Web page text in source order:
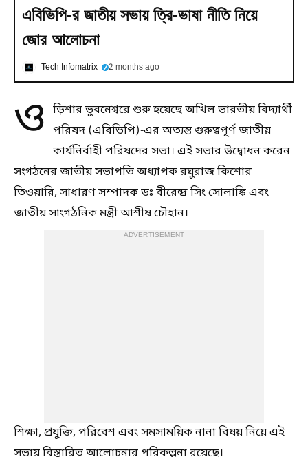
এবিভিপি-র জাতীয় সভায় ত্রি-ভাষা নীতি নিয়ে
জোর আলোচনা
Tech Infomatrix 2 months ago
ও ড়িশার ভুবনেশ্বরে শুরু হয়েছে অখিল ভারতীয় বিদ্যার্থী
পরিষদ (এবিভিপি)-এর অত্যন্ত গুরুত্বপূর্ণ জাতীয়
কার্যনির্বাহী পরিষদের সভা। এই সভার উদ্বোধন করেন
সংগঠনের জাতীয় সভাপতি অধ্যাপক রঘুরাজ কিশোর
তিওয়ারি, সাধারণ সম্পাদক ডঃ বীরেন্দ্র সিং সোলাঙ্কি এবং
জাতীয় সাংগঠনিক মন্ত্রী আশীষ চৌহান।
ADVERTISEMENT
শিক্ষা, প্রযুক্তি, পরিবেশ এবং সমসাময়িক নানা বিষয় নিয়ে এই
সভায় বিস্তারিত আলোচনার পরিকল্পনা রয়েছে।